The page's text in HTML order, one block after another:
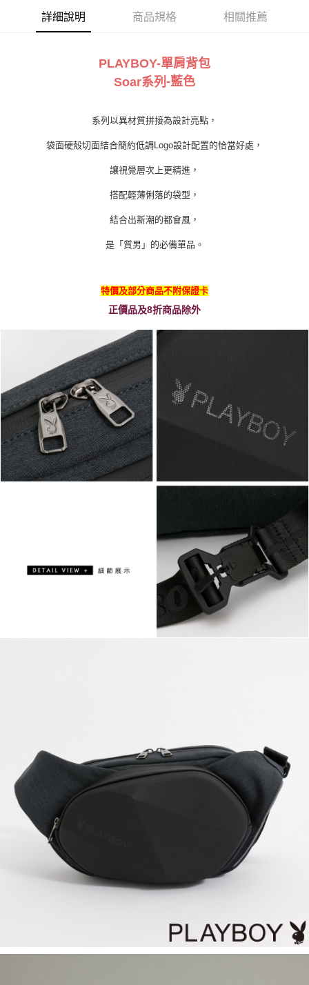
詳細說明 商品規格 相關推薦
PLAYBOY-單肩背包
Soar系列 -藍色
系列以異材質拼接為設計亮點，
袋面硬殼切面結合簡約低調Logo設計配置的恰當好處，
讓視覺層次上更精進，
搭配輕薄俐落的袋型，
結合出新潮的都會風，
是「質男」的必備單品。
特價及部分商品不附保證卡
正價品及8折商品除外